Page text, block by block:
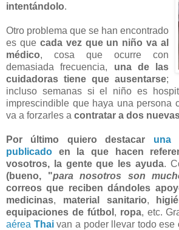
intentándolo.
Otro problema que se han encontrado
es que cada vez que un niño va al
médico, cosa que ocurre con
demasiada frecuencia, una de las
cuidadoras tiene que ausentarse;
incluso semanas si el niño es
imprescindible que haya una persona
va a forzarles a contratar a dos
Por último quiero destacar una
publicado en la que hacen
vosotros, la gente que les ayuda.
(bueno, "para nosotros son
correos que reciben dándoles
medicinas, material sanitario,
equipaciones de fútbol , ropa, etc.
aérea Thaivan a poder llevar todo ese